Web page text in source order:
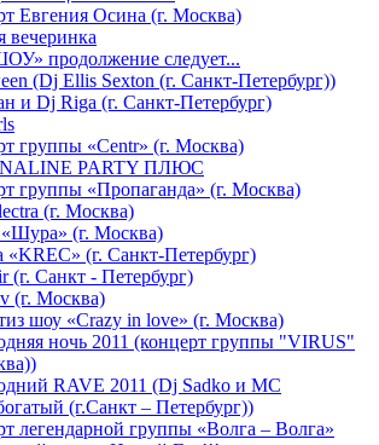
Евгения Осина (г. Москва)
вечеринка
продолжение следует...
(Dj Ellis Sexton (г. Санкт-Петербург))
и Dj Riga (г. Санкт-Петербург)
группы «Centr» (г. Москва)
PARTY ПЛЮС
группы «Пропаганда» (г. Москва)
(г. Москва)
(г. Москва)
«KREC» (г. Санкт-Петербург)
(г. Санкт - Петербург)
(г. Москва)
шоу «Crazy in love» (г. Москва)
ночь 2011 (концерт группы "VIRUS"
RAVE 2011 (Dj Sadko и MC
(г.Санкт – Петербург))
легендарной группы «Волга – Волга»